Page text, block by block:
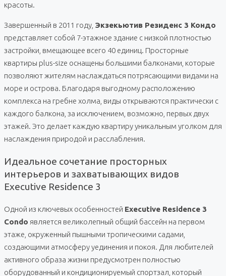
красоты.
Завершенный в 2011 году, Экзекьютив Резиденс 3 Кондо
представляет собой 7-этажное здание с низкой плотностью
застройки, вмещающее всего 40 единиц. Просторные
квартиры plus-size оснащены большими балконами, которые
позволяют жителям наслаждаться потрясающими видами на
море и острова. Благодаря выгодному расположению
комплекса на гребне холма, виды открываются практически с
каждого балкона, за исключением, возможно, первых двух
этажей. Это делает каждую квартиру уникальным уголком для
наслаждения природой и расслабления.
Идеальное сочетание просторных
интерьеров и захватывающих видов
Executive Residence 3
Одной из ключевых особенностей Executive Residence 3
Condo является великолепный общий бассейн на первом
этаже, окруженный пышными тропическими садами,
создающими атмосферу уединения и покоя. Для любителей
активного образа жизни предусмотрен полностью
оборудованный и кондиционируемый спортзал, который